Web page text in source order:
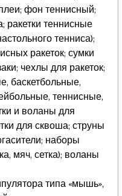
фон теннисный;
ракетки теннисные
тенниса);
ракеток; сумки
чехлы для ракеток;
баскетбольные,
теннисные,
и воланы для
для сквоша; струны
наборы
мяч, сетка); воланы
типа «мышь»,